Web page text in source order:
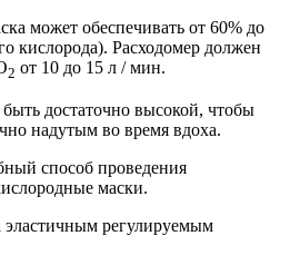
может обеспечивать от 60% до
кислорода). Расходомер должен
2 от 10 до 15 л / мин.
достаточно высокой, чтобы
надутым во время вдоха.
способ проведения
маски.
регулируемым